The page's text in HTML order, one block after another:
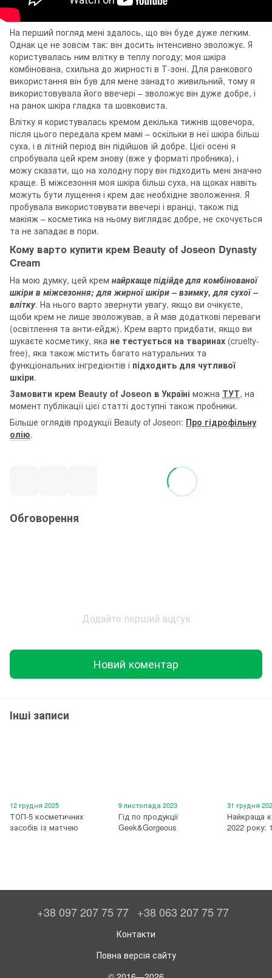
На перший погляд мені здалось, що він буде дуже легким.
Однак це не зовсім так: він досить інтенсивно зволожує. Я
користувалась ним влітку в теплу погоду; моя шкіра
комбінована, схильна до жирності в Т-зоні. Для ранкового
використання він був для мене занадто живильний, тому я
використовувала його ввечері – зволожує він дуже добре, і
на ранок шкіра гладка та шовковиста.
Влітку я користувалась кремом декілька тижнів щовечора,
після цього передала крем мамі – оскільки в неї шкіра більш
суха, і в літній період він підійшов їй добре. Цієї осені я
спробувала цей крем знову (вже у форматі пробника), і
можу сказати, що на холодну пору він підходить мені значно
краще. В міжсезоння моя шкіра більш суха, на щоках навіть
можуть бути лущення і крем дає необхідне зволоження. Я
пробувала використовувати ввечері і вранці, також під
макіяж – косметика на ньому виглядає добре, не скочується
та не западає в пори.
Кому варто купити крем Beauty of Joseon Dynasty
Cream
На мою думку, цей крем найркаще підійде для комбінованої
шкіри в міжсезоння; для жирної шкіри – взимку, для сухої –
влітку. На нього варто звернути увагу, якщо ви очікуєте,
щоби крем не лише зволожував, а й мав додаткові переваги
(освітлення та анти-ейдж). Крем варто придбати, якщо ви
шукаєте косметику, яка не тестується на тваринах (cruelty-
free), яка також містить багато натуральних та
функціональних інгредієнтів і підходить для чутливої
шкіри.
Замовити крем Beauty of Joseon в Україні можна ТУТ, на
момент публікації цієї статті доступні також пробники.
Більше оглядів продукції Beauty of Joseon: Про гідрофільну
олію.
Обговорення
Додайте перший відгук
Новий коментар
Інші записи
12 грудня 2025
ТОП-5 косметичних
засобів із матчею
9 листопада 2023
Гід по продукції
Geek&Gorgeous
31 грудня
Найкраща
2022 року:
+38 097 207 75 77 +38 063 207 75 77
Контакти
Повна версія сайту